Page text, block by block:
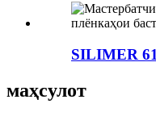
SILIMER
маҳсулот